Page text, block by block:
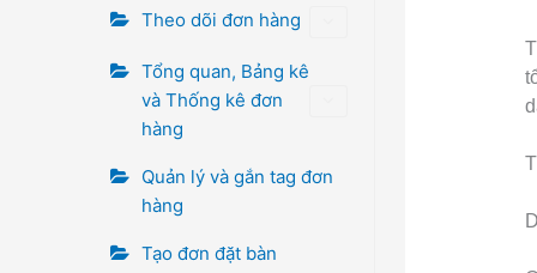
Theo dõi đơn hàng
Tổng quan, Bảng kê
và Thống kê đơn
hàng
Quản lý và gắn tag đơn
hàng
Tạo đơn đặt bàn